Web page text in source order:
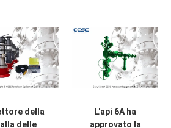
della
delle
L'api 6A ha
approvato la